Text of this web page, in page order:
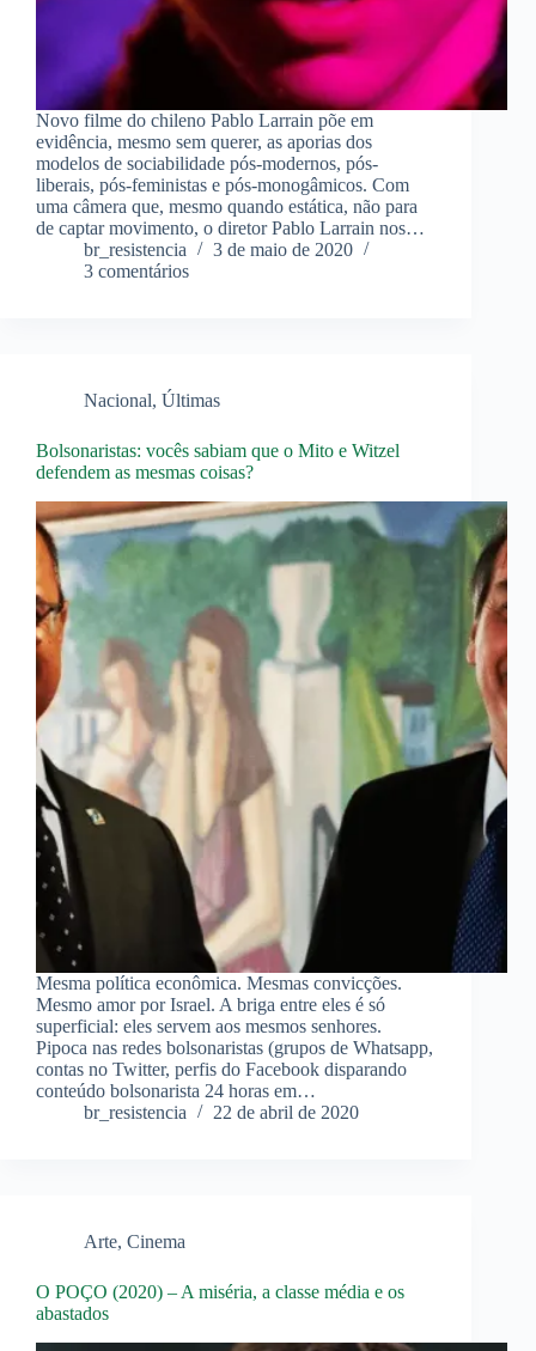
Novo filme do chileno Pablo Larrain põe em
evidência, mesmo sem querer, as aporias dos
modelos de sociabilidade pós-modernos, pós-
liberais, pós-feministas e pós-monogâmicos. Com
uma câmera que, mesmo quando estática, não para
de captar movimento, o diretor Pablo Larrain nos…
br_resistencia
3 de maio de 2020
3 comentários
Nacional, Últimas
Bolsonaristas: vocês sabiam que o Mito e Witzel
defendem as mesmas coisas?
Mesma política econômica. Mesmas convicções.
Mesmo amor por Israel. A briga entre eles é só
superficial: eles servem aos mesmos senhores.
Pipoca nas redes bolsonaristas (grupos de Whatsapp,
contas no Twitter, perfis do Facebook disparando
conteúdo bolsonarista 24 horas em…
br_resistencia
22 de abril de 2020
Arte, Cinema
O POÇO (2020) – A miséria, a classe média e os
abastados